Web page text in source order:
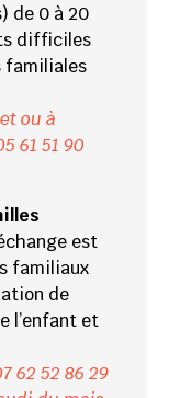
de 0 à 20
difficiles
familiales
ou à
61 51 90
est
familiaux
de
l’enfant et
62 52 86 29